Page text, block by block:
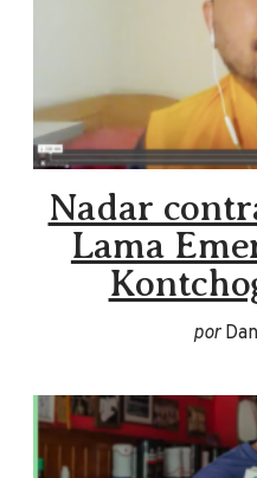
Nadar
Lama
por